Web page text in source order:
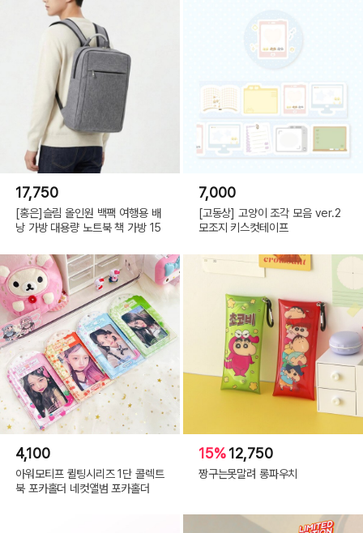
17,750
[홍은]슬림 올인원 백팩 여행용 배
낭 가방 대용량 노트북 책 가방 15
7,000
[고동상] 고양이 조각 모음 ver.2
모조지 키스컷테이프
4,100
아워모티프 퀼팅시리즈 1단 콜렉트
북 포카홀더 네컷앨범 포카홀더
15%12,750
짱구는못말려 롱파우치